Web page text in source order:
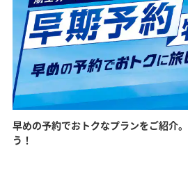
早めの予約でおトクなプランをご紹介
う！